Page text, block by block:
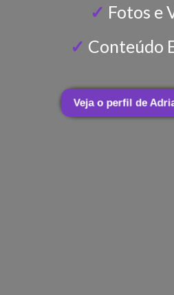
✓ Fotos e
✓ Conteúdo
Veja o perfil de